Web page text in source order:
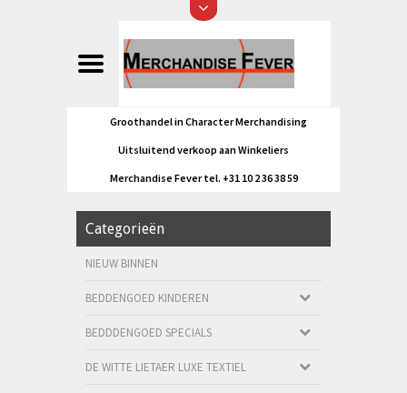
Groothandel in Character Merchandising
Uitsluitend verkoop aan Winkeliers
Merchandise Fever tel. +31 10 2 36 38 59
Categorieën
NIEUW BINNEN
BEDDENGOED KINDEREN
BEDDDENGOED SPECIALS
DE WITTE LIETAER LUXE TEXTIEL